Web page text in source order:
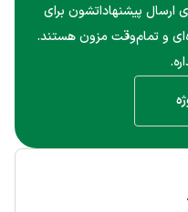
ارسال پیشنهاداتشون برای
و تمام‌وقت مزون هستند.